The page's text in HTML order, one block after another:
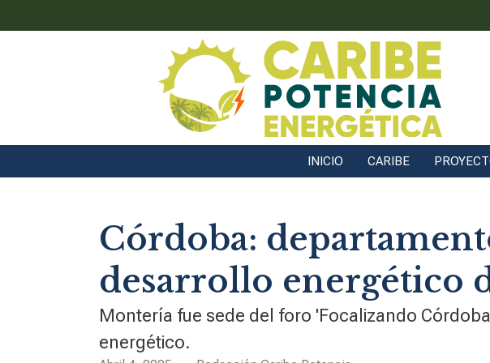
INICIO CARIBE
Córdoba:
desarrollo energético
Montería fue sede del foro 'Focalizando
energético.